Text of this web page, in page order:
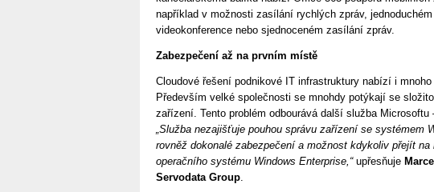
například v možnosti zasílání rychlých zpráv,
videokonference nebo sjednoceném zasílání zpráv.
Zabezpečení až na prvním místě
Cloudové řešení podnikové IT infrastruktury nabízí i
Především velké společnosti se mnohdy potýkají se
zařízení. Tento problém odbourává další služba Microsoftu
„Služba nezajišťuje pouhou správu zařízení se systémem
rovněž dokonalé zabezpečení a možnost kdykoliv přejít
operačního systému Windows Enterprise,“upřesňuje
Servodata Group.